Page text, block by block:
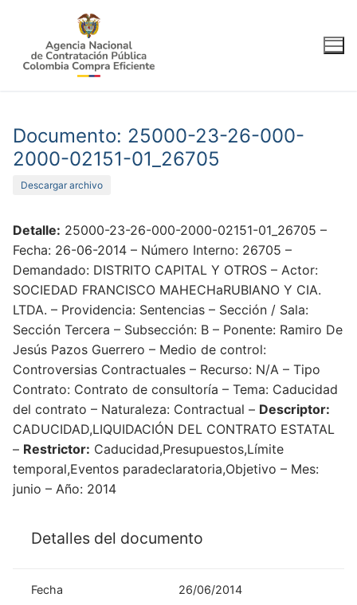
contenido
Documento: 25000-23-26-000-
2000-02151-01_26705
Descargar archivo
Detalle: 25000-23-26-000-2000-02151-01_26705 –
Fecha: 26-06-2014 – Número Interno: 26705 –
Demandado: DISTRITO CAPITAL Y OTROS – Actor:
SOCIEDAD FRANCISCO MAHECHaRUBIANO Y CIA.
LTDA. – Providencia: Sentencias – Sección / Sala:
Sección Tercera – Subsección: B – Ponente: Ramiro De
Jesús Pazos Guerrero – Medio de control:
Controversias Contractuales – Recurso: N/A – Tipo
Contrato: Contrato de consultoría – Tema: Caducidad
del contrato – Naturaleza: Contractual – Descriptor:
CADUCIDAD,LIQUIDACIÓN DEL CONTRATO ESTATAL
– Restrictor: Caducidad,Presupuestos,Límite
temporal,Eventos paradeclaratoria,Objetivo – Mes:
junio – Año: 2014
Detalles del documento
Fecha 26/06/2014